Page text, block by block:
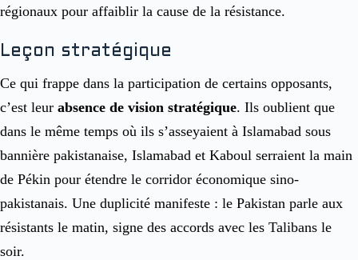
régionaux pour affaiblir la cause de la résistance.
Leçon stratégique
Ce qui frappe dans la participation de certains opposants,
c’est leur absence de vision stratégique. Ils oublient que
dans le même temps où ils s’asseyaient à Islamabad sous
bannière pakistanaise, Islamabad et Kaboul serraient la main
de Pékin pour étendre le corridor économique sino-
pakistanais. Une duplicité manifeste : le Pakistan parle aux
résistants le matin, signe des accords avec les Talibans le
soir.